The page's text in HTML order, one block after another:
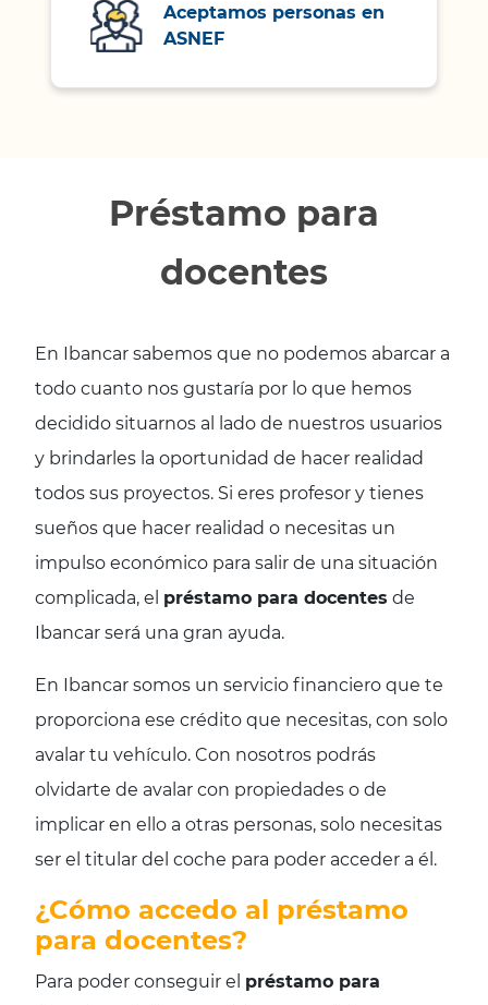
Aceptamos personas en
ASNEF
Préstamo para
docentes
En Ibancar sabemos que no podemos abarcar a
todo cuanto nos gustaría por lo que hemos
decidido situarnos al lado de nuestros usuarios
y brindarles la oportunidad de hacer realidad
todos sus proyectos. Si eres profesor y tienes
sueños que hacer realidad o necesitas un
impulso económico para salir de una situación
complicada, el préstamo para docentes de
Ibancar será una gran ayuda.
En Ibancar somos un servicio financiero que te
proporciona ese crédito que necesitas, con solo
avalar tu vehículo. Con nosotros podrás
olvidarte de avalar con propiedades o de
implicar en ello a otras personas, solo necesitas
ser el titular del coche para poder acceder a él.
¿Cómo accedo al préstamo
para docentes?
Para poder conseguir el préstamo para